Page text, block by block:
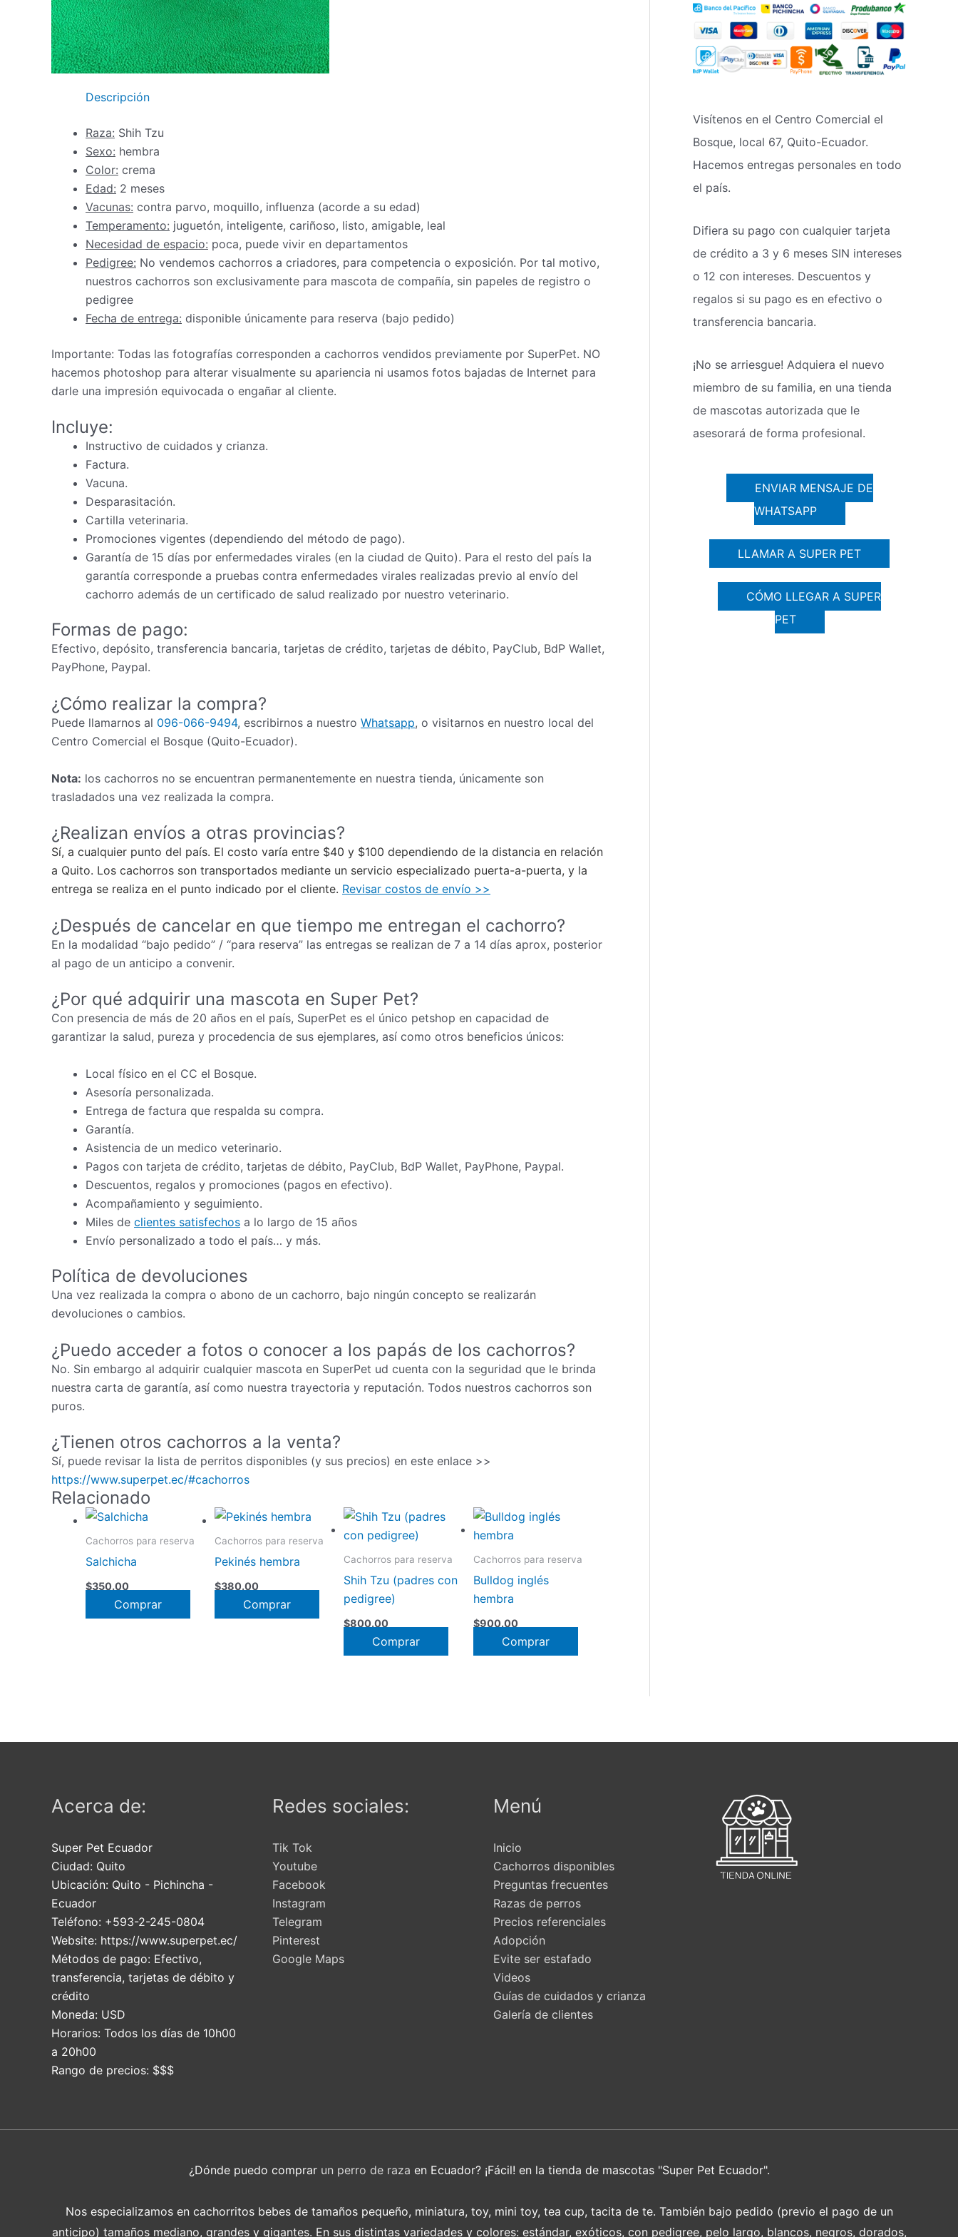
Descripción
Raza: Shih Tzu
Sexo: hembra
Color: crema
Edad: 2 meses
Vacunas: contra parvo, moquillo, influenza (acorde a su edad)
Temperamento: juguetón, inteligente, cariñoso, listo, amigable, leal
Necesidad de espacio: poca, puede vivir en departamentos
Pedigree: No vendemos cachorros a criadores, para competencia o exposición. Por tal motivo,
nuestros cachorros son exclusivamente para mascota de compañía, sin papeles de registro o
pedigree
Fecha de entrega: disponible únicamente para reserva (bajo pedido)
Importante: Todas las fotografías corresponden a cachorros vendidos previamente por SuperPet. NO
hacemos photoshop para alterar visualmente su apariencia ni usamos fotos bajadas de Internet para
darle una impresión equivocada o engañar al cliente.
Incluye:
Instructivo de cuidados y crianza.
Factura.
Vacuna.
Desparasitación.
Cartilla veterinaria.
Promociones vigentes (dependiendo del método de pago).
Garantía de 15 días por enfermedades virales (en la ciudad de Quito). Para el resto del país la
garantía corresponde a pruebas contra enfermedades virales realizadas previo al envío del
cachorro además de un certificado de salud realizado por nuestro veterinario.
Formas de pago:
Efectivo, depósito, transferencia bancaria, tarjetas de crédito, tarjetas de débito, PayClub, BdP Wallet,
PayPhone, Paypal.
¿Cómo realizar la compra?
Puede llamarnos al 096-066-9494, escribirnos a nuestro Whatsapp, o visitarnos en nuestro local del
Centro Comercial el Bosque (Quito-Ecuador).
Nota: los cachorros no se encuentran permanentemente en nuestra tienda, únicamente son
trasladados una vez realizada la compra.
¿Realizan envíos a otras provincias?
Sí, a cualquier punto del país. El costo varía entre $40 y $100 dependiendo de la distancia en relación
a Quito. Los cachorros son transportados mediante un servicio especializado puerta-a-puerta, y la
entrega se realiza en el punto indicado por el cliente. Revisar costos de envío >>
¿Después de cancelar en que tiempo me entregan el cachorro?
En la modalidad “bajo pedido” / “para reserva” las entregas se realizan de 7 a 14 días aprox, posterior
al pago de un anticipo a convenir.
¿Por qué adquirir una mascota en Super Pet?
Con presencia de más de 20 años en el país, SuperPet es el único petshop en capacidad de
garantizar la salud, pureza y procedencia de sus ejemplares, así como otros beneficios únicos:
Local físico en el CC el Bosque.
Asesoría personalizada.
Entrega de factura que respalda su compra.
Garantía.
Asistencia de un medico veterinario.
Pagos con tarjeta de crédito, tarjetas de débito, PayClub, BdP Wallet, PayPhone, Paypal.
Descuentos, regalos y promociones (pagos en efectivo).
Acompañamiento y seguimiento.
Miles de clientes satisfechos a lo largo de 15 años
Envío personalizado a todo el país… y más.
Política de devoluciones
Una vez realizada la compra o abono de un cachorro, bajo ningún concepto se realizarán
devoluciones o cambios.
¿Puedo acceder a fotos o conocer a los papás de los cachorros?
No. Sin embargo al adquirir cualquier mascota en SuperPet ud cuenta con la seguridad que le brinda
nuestra carta de garantía, así como nuestra trayectoria y reputación. Todos nuestros cachorros son
puros.
¿Tienen otros cachorros a la venta?
Sí, puede revisar la lista de perritos disponibles (y sus precios) en este enlace >>
https://www.superpet.ec/#cachorros
Relacionado
Cachorros para reserva
Salchicha
$350.00
Comprar
Cachorros para reserva
Pekinés hembra
$380.00
Comprar
Cachorros para reserva
Shih Tzu (padres con
pedigree)
$800.00
Comprar
Cachorros para reserva
Bulldog inglés
hembra
$900.00
Comprar
Visítenos en el Centro Comercial el
Bosque, local 67, Quito-Ecuador.
Hacemos entregas personales en todo
el país.
Difiera su pago con cualquier tarjeta
de crédito a 3 y 6 meses SIN intereses
o 12 con intereses. Descuentos y
regalos si su pago es en efectivo o
transferencia bancaria.
¡No se arriesgue! Adquiera el nuevo
miembro de su familia, en una tienda
de mascotas autorizada que le
asesorará de forma profesional.
ENVIAR MENSAJE DE
WHATSAPP
LLAMAR A SUPER PET
CÓMO LLEGAR A SUPER
PET
Acerca de:
Super Pet Ecuador
Ciudad: Quito
Ubicación: Quito - Pichincha -
Ecuador
Teléfono: +593-2-245-0804
Website: https://www.superpet.ec/
Métodos de pago: Efectivo,
transferencia, tarjetas de débito y
crédito
Moneda: USD
Horarios: Todos los días de 10h00
a 20h00
Rango de precios: $$$
Redes sociales:
Tik Tok
Youtube
Facebook
Instagram
Telegram
Pinterest
Google Maps
Menú
Inicio
Cachorros disponibles
Preguntas frecuentes
Razas de perros
Precios referenciales
Adopción
Evite ser estafado
Videos
Guías de cuidados y crianza
Galería de clientes
¿Dónde puedo comprar un perro de raza en Ecuador? ¡Fácil! en la tienda de mascotas "Super Pet Ecuador".
Nos especializamos en cachorritos bebes de tamaños pequeño, miniatura, toy, mini toy, tea cup, tacita de te. También bajo pedido (previo el pago de un
anticipo) tamaños mediano, grandes y gigantes. En sus distintas variedades y colores: estándar, exóticos, con pedigree, pelo largo, blancos, negros, dorados,